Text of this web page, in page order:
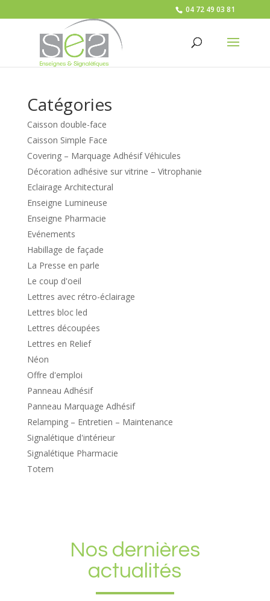
04 72 49 03 81
Catégories
Caisson double-face
Caisson Simple Face
Covering – Marquage Adhésif Véhicules
Décoration adhésive sur vitrine – Vitrophanie
Eclairage Architectural
Enseigne Lumineuse
Enseigne Pharmacie
Evénements
Habillage de façade
La Presse en parle
Le coup d'oeil
Lettres avec rétro-éclairage
Lettres bloc led
Lettres découpées
Lettres en Relief
Néon
Offre d'emploi
Panneau Adhésif
Panneau Marquage Adhésif
Relamping – Entretien – Maintenance
Signalétique d'intérieur
Signalétique Pharmacie
Totem
Nos dernières
actualités